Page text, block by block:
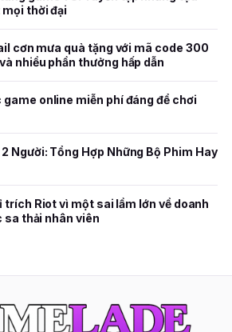
thời đại
cơn mưa quà tặng với mã code 300
nhiều phần thưởng hấp dẫn
online miễn phí đáng để chơi
Người: Tổng Hợp Những Bộ Phim Hay
Riot vì một sai lầm lớn về doanh
sa thải nhân viên